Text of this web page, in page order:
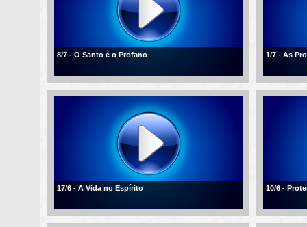
8/7 - O Santo e o Profano 1/7 - As
17/6 - A Vida no Espírito 10/6 -